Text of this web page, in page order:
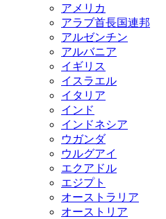
アメリカ
アラブ首長国連邦
アルゼンチン
アルバニア
イギリス
イスラエル
イタリア
インド
インドネシア
ウガンダ
ウルグアイ
エクアドル
エジプト
オーストラリア
オーストリア